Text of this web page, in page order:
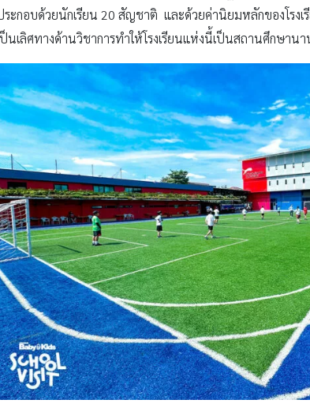
ระกอบด้วยนักเรียน 20 สัญชาติ และด้วยค่านิยมหลักของโรง
ป็นเลิศทางด้านวิชาการทำให้โรงเรียนแห่งนี้เป็นสถานศึกษา